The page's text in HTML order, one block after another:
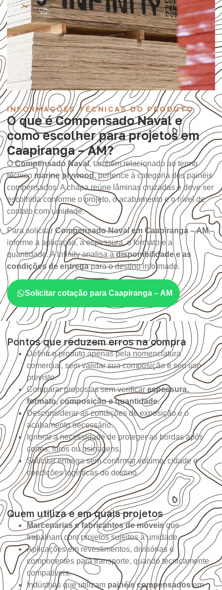
INFORMAÇÕES TÉCNICAS DO PRODUTO
O que é Compensado Naval e
como escolher para projetos em
Caapiranga – AM?
OCompensado Naval, também relacionado ao termo
técnico marine plywood, pertence à categoria dos painéis
compensados. A chapa reúne lâminas cruzadas e deve ser
escolhida conforme o projeto, o acabamento e o nível de
contato com umidade.
Para solicitar Compensado Naval em Caapiranga – AM,
informe a aplicação, a espessura, o formato e a
quantidade. A Infinity analisa adisponibilidade e as
condições de entregapara o destino informado.
Solicitar cotação para Caapiranga – AM
Pontos que reduzem erros na compra
Definir o produto apenas pela nomenclatura
comercial, sem validar sua composição e seu uso
previsto.
Comparar propostas sem verificar espessura,
formato, composição e quantidade.
Desconsiderar as condições de exposição e o
acabamento necessário.
Ignorar a necessidade de proteger as bordas após
cortes, furos ou usinagens.
Solicitar entrega sem confirmar volume, cidade e
condições logísticas do destino.
Quem utiliza e em quais projetos
Marcenarias e fabricantes de móveisque
trabalham com projetos sujeitos à umidade.
Aplicações em revestimentos, divisórias e
componentes para transporte, quando tecnicamente
compatíveis.
Indústrias que utilizam painéis compensadosem